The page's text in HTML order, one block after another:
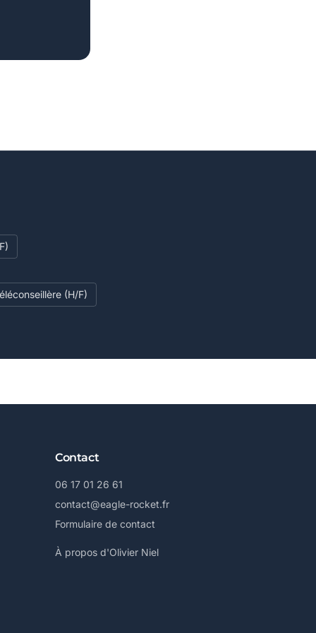
(H/F)
Contact
06 17 01 26 61
contact@eagle-rocket.fr
Formulaire de contact
À propos d'Olivier Niel